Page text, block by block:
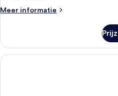
Meer informatie
Meer